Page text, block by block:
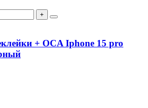
+
+ OCA Iphone 15 pro